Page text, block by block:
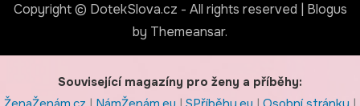
Copyright © DotekSlova.cz - All rights reserved
Blogus
by Themeansar.
Související magazíny pro ženy a příběhy: